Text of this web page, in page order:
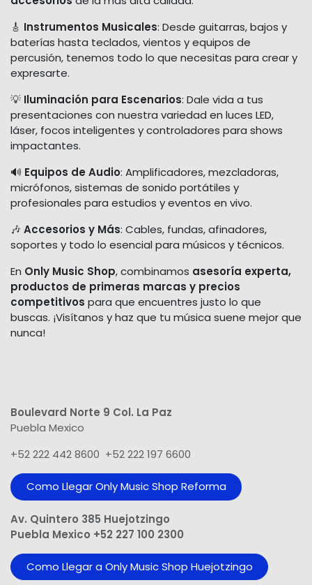
🎸 Instrumentos Musicales: Desde guitarras, bajos y
baterías hasta teclados, vientos y equipos de
percusión, tenemos todo lo que necesitas para crear y
expresarte.
💡 Iluminación para Escenarios: Dale vida a tus
presentaciones con nuestra variedad en luces LED,
láser, focos inteligentes y controladores para shows
impactantes.
🔊 Equipos de Audio: Amplificadores, mezcladoras,
micrófonos, sistemas de sonido portátiles y
profesionales para estudios y eventos en vivo.
🎶 Accesorios y Más: Cables, fundas, afinadores,
soportes y todo lo esencial para músicos y técnicos.
En Only Music Shop, combinamos asesoría experta,
productos de primeras marcas y precios
competitivos para que encuentres justo lo que
buscas. ¡Visítanos y haz que tu música suene mejor que
nunca!
Boulevard Norte 9 Col. La Paz
Puebla Mexico
+52 222 442 8600 +52 222 197 6600
Como Llegar Only Music Shop​ Reforma
Av. Quintero 385 Huejotzingo
Puebla Mexico +52 227 100 2300
Como Llegar a Only Music Shop Huejotzingo